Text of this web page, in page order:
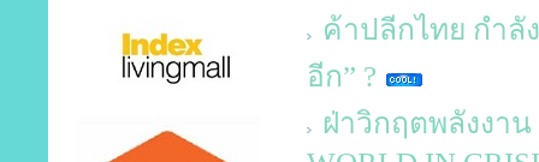
ค้าปลีกไทย กำลั
อีก” ?
ฝ่าวิกฤตพลังงาน